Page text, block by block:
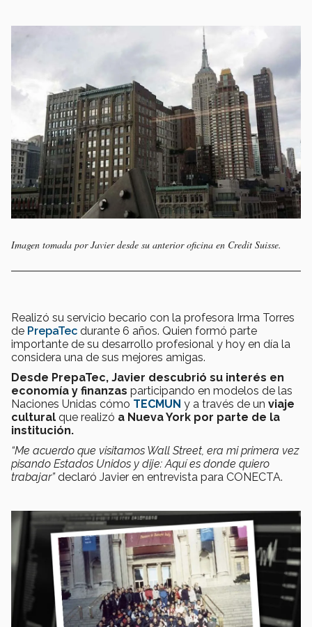
Imagen tomada por Javier desde su anterior oficina en Credit Suisse.
Realizó su servicio becario con la profesora Irma Torres
de PrepaTec durante 6 años. Quien formó parte
importante de su desarrollo profesional y hoy en día la
considera una de sus mejores amigas.
Desde PrepaTec, Javier descubrió su interés en
economía y finanzas participando en modelos de las
Naciones Unidas cómo TECMUN y a través de un viaje
cultural que realizó a Nueva York por parte de la
institución.
“Me acuerdo que visitamos Wall Street, era mi primera vez
pisando Estados Unidos y dije: Aquí es donde quiero
trabajar”declaró Javier en entrevista para CONECTA.